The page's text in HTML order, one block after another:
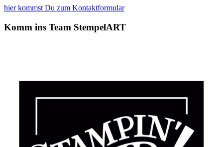
hier kommst Du zum Kontaktformular
Komm ins Team StempelART